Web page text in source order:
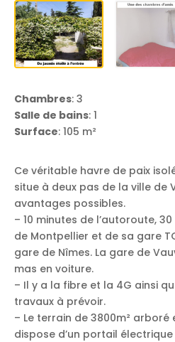
Chambres: 3
Salle de bains: 1
Surface: 105 m²
Ce véritable havre de paix
situe à deux pas de la ville de
avantages possibles.
– 10 minutes de l’autoroute,
de Montpellier et de sa gare
gare de Nîmes. La gare de
mas en voiture.
– Il y a la fibre et la 4G ainsi
travaux à prévoir.
– Le terrain de 3800m²
dispose d’un portail